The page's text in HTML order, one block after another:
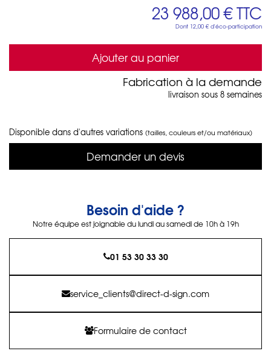
23 988,00 €TTC
Dont 12,00 € d'éco-participation
Ajouter au panier
Fabrication à la demande
livraison sous 8 semaines
Disponible dans d'autres variations (tailles, couleurs et/ou matériaux)
Demander un devis
Besoin d'aide ?
Notre équipe est joignable du lundi au samedi de 10h à 19h
01 53 30 33 30
service_clients@direct-d-sign.com
Formulaire de contact